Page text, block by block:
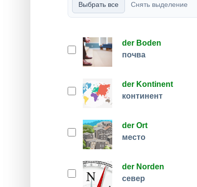
Выбрать все Снять выделение
der Boden
почва
der Kontinent
континент
der Ort
место
der Norden
север